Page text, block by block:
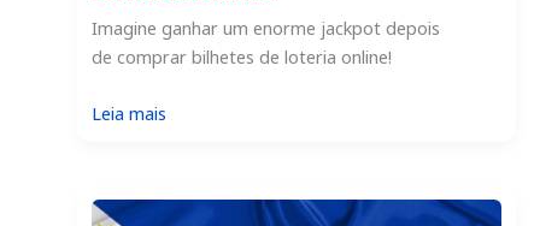
Imagine ganhar um enorme jackpot depois
de comprar bilhetes de loteria online!
Leia mais:
ganhar